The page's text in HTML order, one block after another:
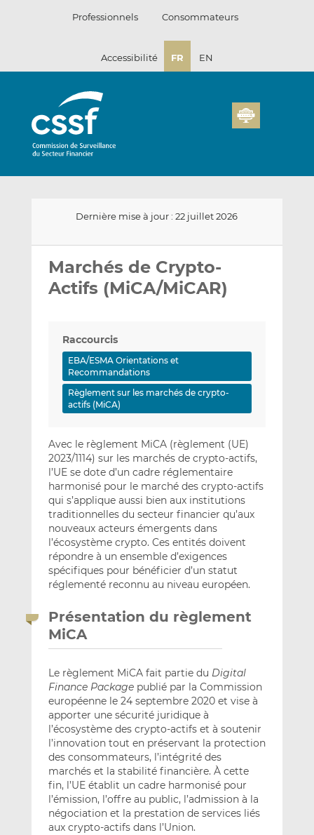
Professionnels Consommateurs
Accessibilité FR EN
Dernière mise à jour : 22 juillet 2026
email
LinkedIn
Facebook
Marchés de Crypto-
Actifs (MiCA/MiCAR)
Raccourcis
EBA/ESMA Orientations et
Recommandations
Règlement sur les marchés de crypto-
actifs (MiCA)
Avec le règlement MiCA (règlement (UE)
2023/1114) sur les marchés de crypto-actifs,
l’UE se dote d’un cadre réglementaire
harmonisé pour le marché des crypto-actifs
qui s’applique aussi bien aux institutions
traditionnelles du secteur financier qu’aux
nouveaux acteurs émergents dans
l’écosystème crypto. Ces entités doivent
répondre à un ensemble d’exigences
spécifiques pour bénéficier d’un statut
réglementé reconnu au niveau européen.
Présentation du règlement
MiCA
Le règlement MiCA fait partie du Digital
Finance Packagepublié par la Commission
européenne le 24 septembre 2020 et vise à
apporter une sécurité juridique à
l’écosystème des crypto-actifs et à soutenir
l’innovation tout en préservant la protection
des consommateurs, l’intégrité des
marchés et la stabilité financière. À cette
fin, l’UE établit un cadre harmonisé pour
l’émission, l’offre au public, l’admission à la
négociation et la prestation de services liés
aux crypto-actifs dans l’Union.